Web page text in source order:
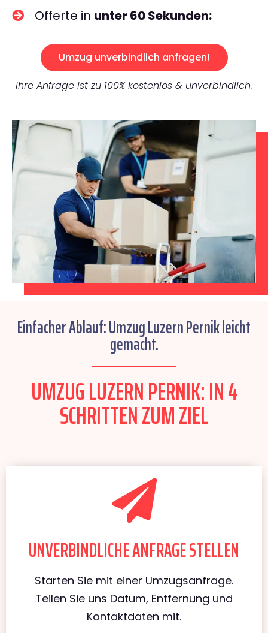
Offerte in unter 60 Sekunden:
Umzug unverbindlich anfragen!
Ihre Anfrage ist zu 100% kostenlos & unverbindlich.
Einfacher Ablauf: Umzug Luzern Pernik leicht
gemacht.
UMZUG LUZERN PERNIK: IN 4
SCHRITTEN ZUM ZIEL
UNVERBINDLICHE ANFRAGE STELLEN
Starten Sie mit einer Umzugsanfrage.
Teilen Sie uns Datum, Entfernung und
Kontaktdaten mit.